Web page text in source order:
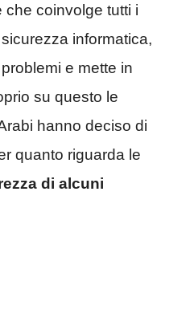
che coinvolge tutti i
informatica,
e mette in
su questo le
hanno deciso di
quanto riguarda le
di alcuni